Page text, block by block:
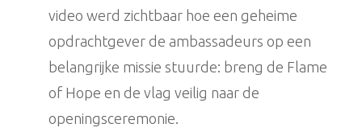
video werd zichtbaar hoe een geheime
opdrachtgever de ambassadeurs op een
belangrijke missie stuurde: breng de Flame
of Hope en de vlag veilig naar de
openingsceremonie.